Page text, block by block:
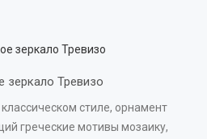
зеркало Тревизо
стиле, орнамент
греческие мотивы мозаику,